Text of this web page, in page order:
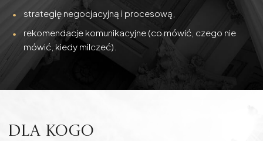
strategię negocjacyjną i procesową,
rekomendacje komunikacyjne (co mówić, czego nie
mówić, kiedy milczeć).
Dla kogo